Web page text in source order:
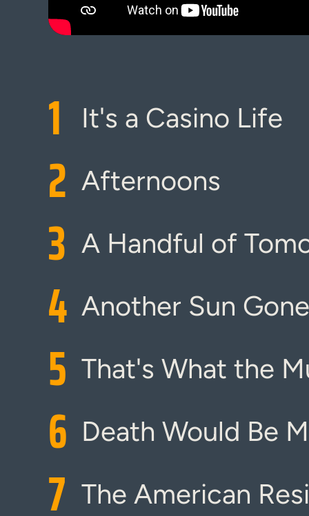
1 It's a Casino Life
2 Afternoons
3 A Handful of
4 Another Sun
5 That's What the
6 Death Would Be
7 The American